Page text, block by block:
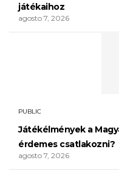
játékaihoz
agosto 7, 2026
PUBLIC
Játékélmények a
érdemes csatlakozni?
agosto 7, 2026